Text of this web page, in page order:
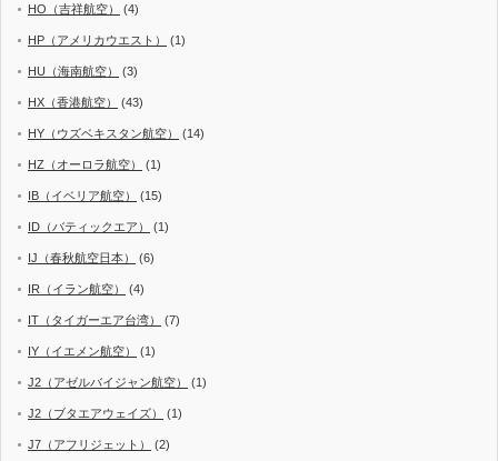
HO（吉祥航空） (4)
HP（アメリカウエスト） (1)
HU（海南航空） (3)
HX（香港航空） (43)
HY（ウズベキスタン航空） (14)
HZ（オーロラ航空） (1)
IB（イベリア航空） (15)
ID（バティックエア） (1)
IJ（春秋航空日本） (6)
IR（イラン航空） (4)
IT（タイガーエア台湾） (7)
IY（イエメン航空） (1)
J2（アゼルバイジャン航空） (1)
J2（ブタエアウェイズ） (1)
J7（アフリジェット） (2)